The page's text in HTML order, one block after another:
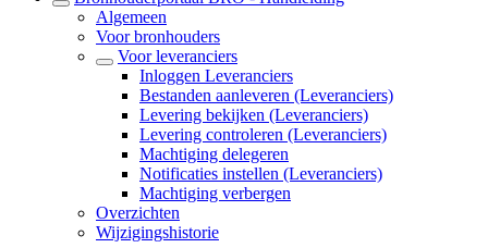
Algemeen
Voor bronhouders
Voor leveranciers
Inloggen Leveranciers
Bestanden aanleveren (Leveranciers)
Levering bekijken (Leveranciers)
Levering controleren (Leveranciers)
Machtiging delegeren
Notificaties instellen (Leveranciers)
Machtiging verbergen
Overzichten
Wijzigingshistorie